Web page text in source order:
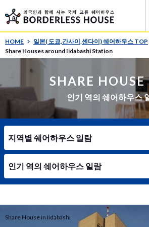
HOME 일본( 도쿄,간사이,센다이) 쉐어하우스 TOP
Share Houses around Iidabashi Station
SHARE HOUSE
인기 역의 쉐어하우스
지역별 쉐어하우스 일람
인기 역의 쉐어하우스 일람
Share House in Iidabashi